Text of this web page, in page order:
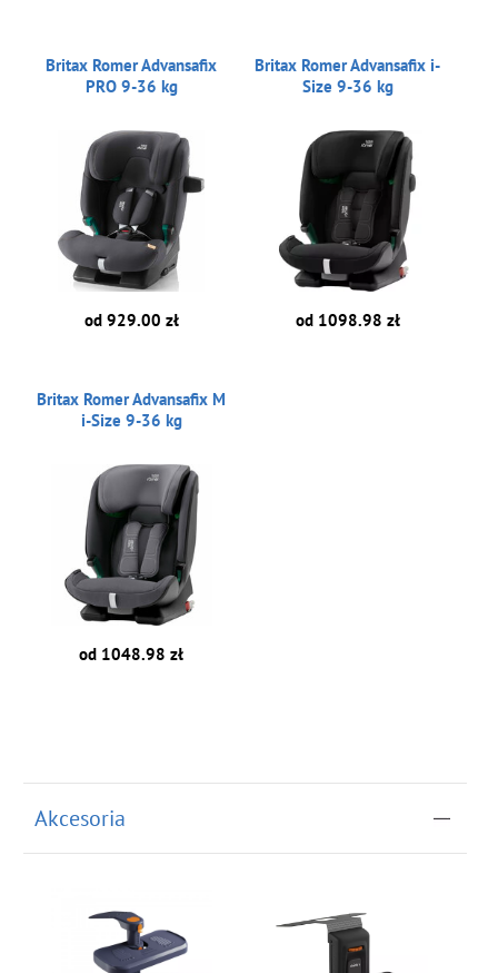
Britax Romer Advansafix
PRO 9-36 kg
od 929.00 zł
Britax Romer Advansafix i-
Size 9-36 kg
od 1098.98 zł
Britax Romer Advansafix M
i-Size 9-36 kg
od 1048.98 zł
Akcesoria